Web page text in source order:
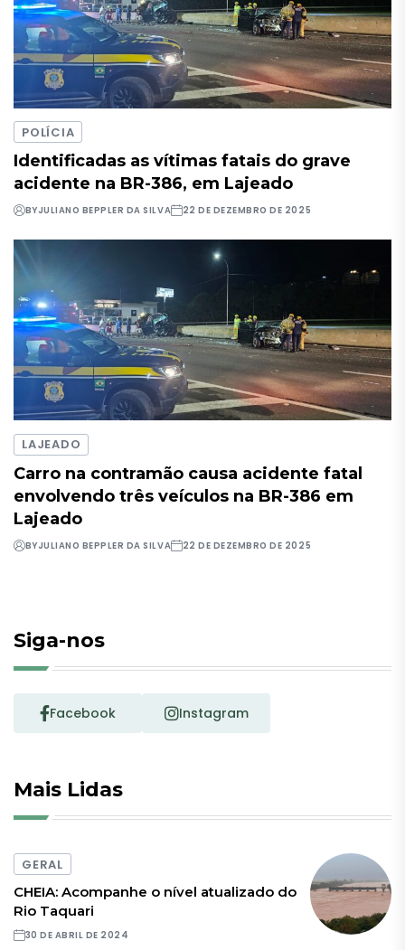
POLÍCIA
Identificadas as vítimas fatais do grave
acidente na BR-386, em Lajeado
BYJULIANO BEPPLER DA SILVA 22 DE DEZEMBRO DE 2025
LAJEADO
Carro na contramão causa acidente fatal
envolvendo três veículos na BR-386 em
Lajeado
BYJULIANO BEPPLER DA SILVA 22 DE DEZEMBRO DE 2025
Siga-nos
Facebook Instagram
Mais Lidas
GERAL
CHEIA: Acompanhe o nível atualizado do
Rio Taquari
30 DE ABRIL DE 2024